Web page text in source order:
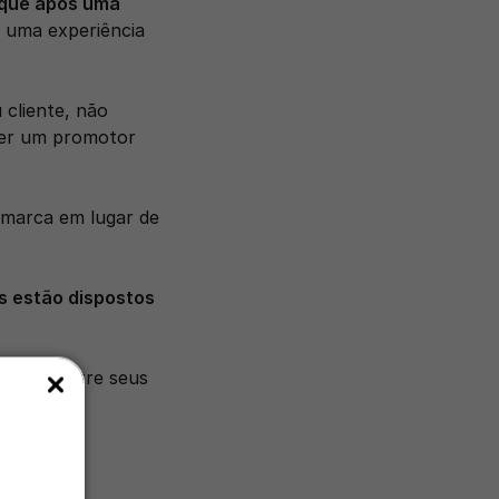
experiência
cliente, não
um promotor
em lugar de
estão dispostos
entre seus